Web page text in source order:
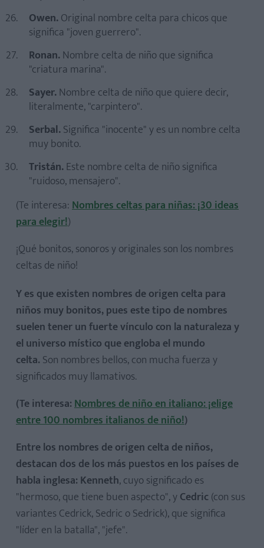
Owen.Original nombre celta para chicos que
significa "joven guerrero".
Ronan.Nombre celta de niño que significa
"criatura marina".
Sayer.Nombre celta de niño que quiere decir,
literalmente, "carpintero".
Serbal.Significa "inocente" y es un nombre celta
muy bonito.
Tristán.Este nombre celta de niño significa
"ruidoso, mensajero".
(Te interesa:Nombres celtas para niñas: ¡30 ideas
para elegir!)
¡Qué bonitos, sonoros y originales son los nombres
celtas de niño!
Y es que existen nombres de origen celta para
niños muy bonitos, pues este tipo de nombres
suelen tener un fuerte vínculo con la naturaleza y
el universo místico que engloba el mundo
celta. Son nombres bellos, con mucha fuerza y
significados muy llamativos.
(Te interesa:Nombres de niño en italiano: ¡elige
entre 100 nombres italianos de niño!)
Entre los nombres de origen celta de niños,
destacan dos de los más puestos en los países de
habla inglesa: Kenneth, cuyo significado es
"hermoso, que tiene buen aspecto", yCedric (con sus
variantes Cedrick, Sedric o Sedrick), que significa
"líder en la batalla", "jefe".